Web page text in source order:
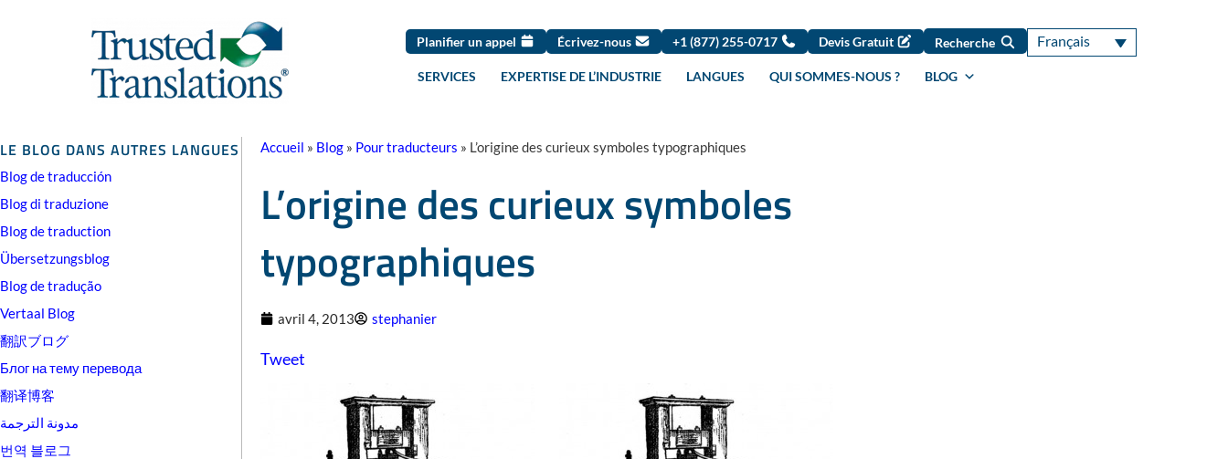
Planifier un appel Écrivez-nous +1 (877) 255-0717 Devis Gratuit Recherche Français
SERVICES EXPERTISE DE L’INDUSTRIE LANGUES QUI SOMMES-NOUS ? BLOG
LE BLOG DANS AUTRES LANGUES
Blog de traducción
Blog di traduzione
Blog de traduction
Übersetzungsblog
Blog de tradução
Vertaal Blog
翻訳ブログ
Блог на тему перевода
翻译博客
مدونة الترجمة
번역 블로그
Accueil » Blog » Pour traducteurs » L’origine des curieux symboles typographiques
L’origine des curieux symboles
typographiques
avril 4, 2013 stephanier
Tweet